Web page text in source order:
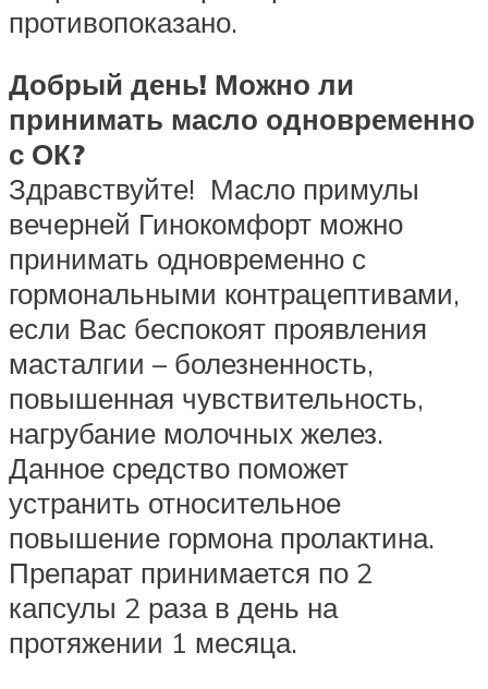
противопоказано.
Добрый день! Можно ли
принимать масло одновременно
с ОК?
Здравствуйте! Масло примулы
вечерней Гинокомфорт можно
принимать одновременно с
гормональными контрацептивами,
если Вас беспокоят проявления
масталгии – болезненность,
повышенная чувствительность,
нагрубание молочных желез.
Данное средство поможет
устранить относительное
повышение гормона пролактина.
Препарат принимается по 2
капсулы 2 раза в день на
протяжении 1 месяца.